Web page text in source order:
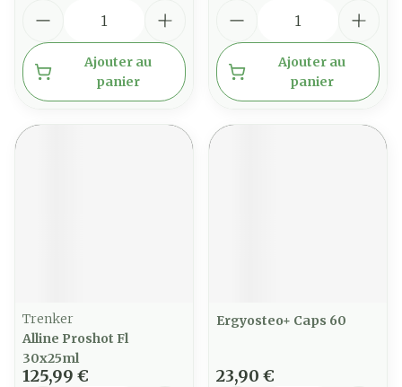
Ajouter au
panier
Ajouter au
panier
Trenker
Alline Proshot Fl
30x25ml
125,99 €
Ergyosteo+ Caps 60
23,90 €